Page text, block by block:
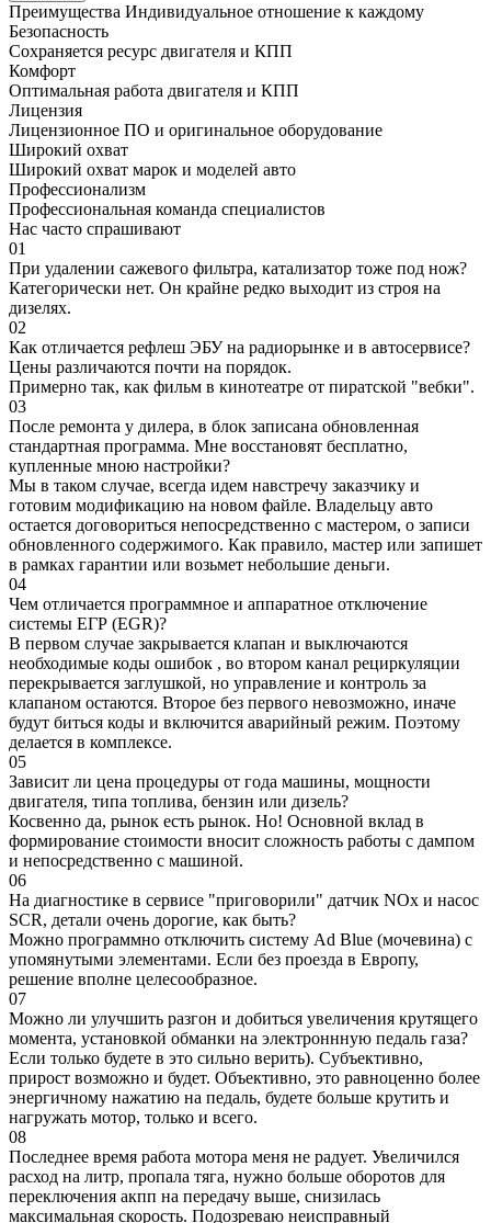
Преимущества Индивидуальное отношение к каждому
Безопасность
Сохраняется ресурс двигателя и КПП
Комфорт
Оптимальная работа двигателя и КПП
Лицензия
Лицензионное ПО и оригинальное оборудование
Широкий охват
Широкий охват марок и моделей авто
Профессионализм
Профессиональная команда специалистов
Нас часто спрашивают
01
При удалении сажевого фильтра, катализатор тоже под нож?
Категорически нет. Он крайне редко выходит из строя на
дизелях.
02
Как отличается рефлеш ЭБУ на радиорынке и в автосервисе?
Цены различаются почти на порядок.
Примерно так, как фильм в кинотеатре от пиратской "вебки".
03
После ремонта у дилера, в блок записана обновленная
стандартная программа. Мне восстановят бесплатно,
купленные мною настройки?
Мы в таком случае, всегда идем навстречу заказчику и
готовим модификацию на новом файле. Владельцу авто
остается договориться непосредственно с мастером, о записи
обновленного содержимого. Как правило, мастер или запишет
в рамках гарантии или возьмет небольшие деньги.
04
Чем отличается программное и аппаратное отключение
системы ЕГР (EGR)?
В первом случае закрывается клапан и выключаются
необходимые коды ошибок , во втором канал рециркуляции
перекрывается заглушкой, но управление и контроль за
клапаном остаются. Второе без первого невозможно, иначе
будут биться коды и включится аварийный режим. Поэтому
делается в комплексе.
05
Зависит ли цена процедуры от года машины, мощности
двигателя, типа топлива, бензин или дизель?
Косвенно да, рынок есть рынок. Но! Основной вклад в
формирование стоимости вносит сложность работы с дампом
и непосредственно с машиной.
06
На диагностике в сервисе "приговорили" датчик NOx и насос
SCR, детали очень дорогие, как быть?
Можно программно отключить систему Ad Blue (мочевина) с
упомянутыми элементами. Если без проезда в Европу,
решение вполне целесообразное.
07
Можно ли улучшить разгон и добиться увеличения крутящего
момента, установкой обманки на электроннную педаль газа?
Если только будете в это сильно верить). Субъективно,
прирост возможно и будет. Объективно, это равноценно более
энергичному нажатию на педаль, будете больше крутить и
нагружать мотор, только и всего.
08
Последнее время работа мотора меня не радует. Увеличился
расход на литр, пропала тяга, нужно больше оборотов для
переключения акпп на передачу выше, снизилась
максимальная скорость. Подозреваю неисправный